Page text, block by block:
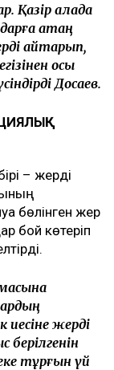
Қазір қалада
қатаң
қайтарып,
осы
Досаев.
– жерді
бөлінген жер
бой көтеріп
иесіне жерді
берілгенін
тұрғын үй